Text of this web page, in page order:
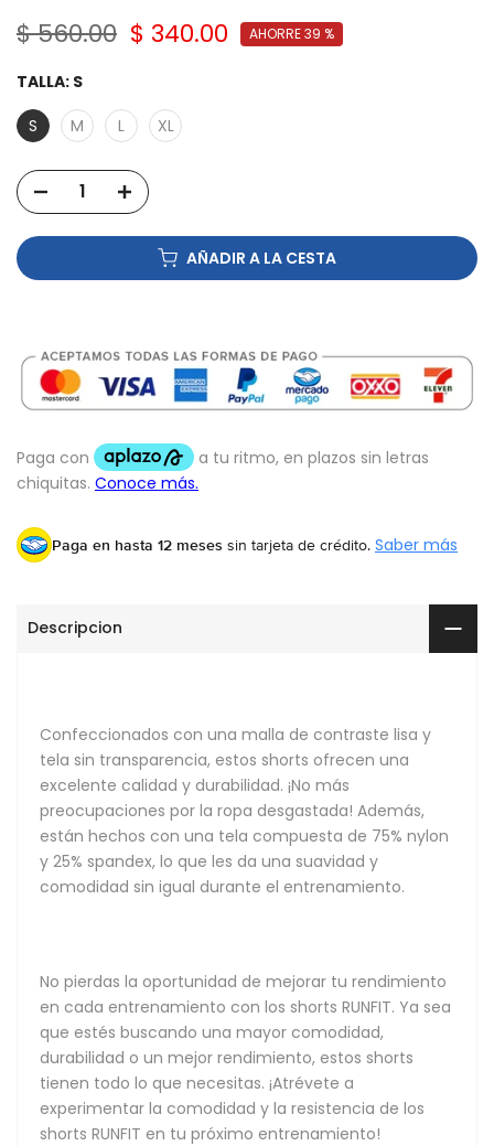
$ 560.00 $ 340.00 AHORRE 39 %
TALLA: S
S
M L XL
AÑADIR A LA CESTA
Paga en hasta 12 meses sin tarjeta de crédito. Saber más
Descripcion
Confeccionados con una malla de contraste lisa y
tela sin transparencia, estos shorts ofrecen una
excelente calidad y durabilidad. ¡No más
preocupaciones por la ropa desgastada! Además,
están hechos con una tela compuesta de 75% nylon
y 25% spandex, lo que les da una suavidad y
comodidad sin igual durante el entrenamiento.
No pierdas la oportunidad de mejorar tu rendimiento
en cada entrenamiento con los shorts RUNFIT. Ya sea
que estés buscando una mayor comodidad,
durabilidad o un mejor rendimiento, estos shorts
tienen todo lo que necesitas. ¡Atrévete a
experimentar la comodidad y la resistencia de los
shorts RUNFIT en tu próximo entrenamiento!